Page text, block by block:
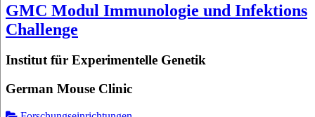
GMC Modul Immunologie und Infektions
Challenge
Institut für Experimentelle Genetik
German Mouse Clinic